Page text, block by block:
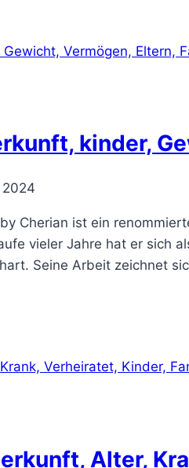
kinder,
Cherian ist ein
vieler Jahre hat er sich
Seine Arbeit zeichnet
Alter,